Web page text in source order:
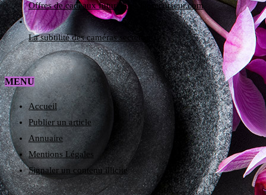
Offres de cadeaux futuristes - leprecurseur.com
La subtilité des caméras secrètes
MENU
Accueil
Publier un article
Annuaire
Mentions Légales
Signaler un contenu illicite